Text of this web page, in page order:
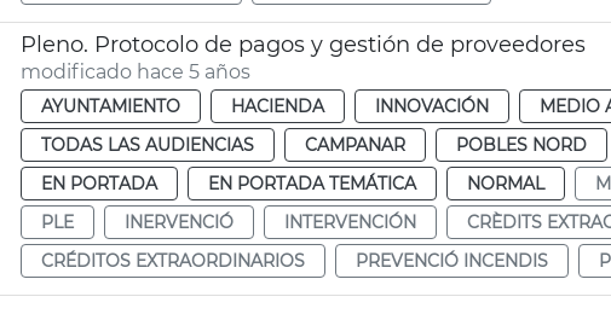
Pleno. Protocolo de pagos y gestión de proveedores
modificado hace 5 años
AYUNTAMIENTO HACIENDA INNOVACIÓN MEDIO
TODAS LAS AUDIENCIAS
CAMPANAR POBLES NORD
EN PORTADA
EN PORTADA TEMÁTICA NORMAL
PLE
INERVENCIÓ INTERVENCIÓN
CRÈDITS
CRÉDITOS EXTRAORDINARIOS
PREVENCIÓ INCENDIS